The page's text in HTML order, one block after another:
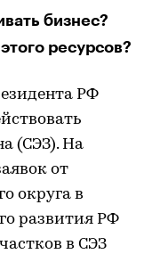
бизнес?
ресурсов?
РФ
(СЭЗ). На
от
округа в
развития РФ
в СЭЗ